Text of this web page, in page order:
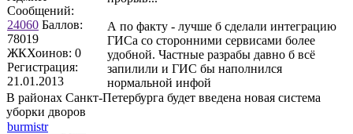
Сообщений:
24060 Баллов:
78019
ЖКХоинов: 0
Регистрация:
21.01.2013
А по факту - лучше б сделали интеграцию
ГИСа со сторонними сервисами более
удобной. Частные разрабы давно б всё
запилили и ГИС бы наполнился
нормальной инфой
В районах Санкт-Петербурга будет введена новая система
уборки дворов
burmistr